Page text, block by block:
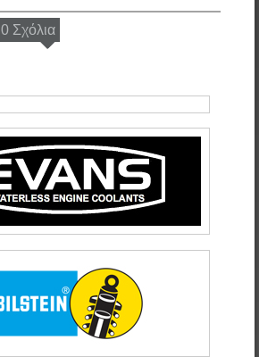
0 Σχόλια